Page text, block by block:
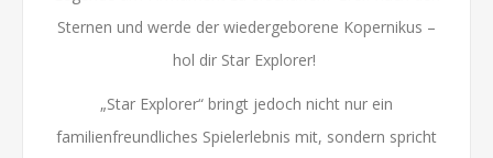
Sternen und werde der wiedergeborene Kopernikus –
hol dir Star Explorer!
„Star Explorer“ bringt jedoch nicht nur ein
familienfreundliches Spielerlebnis mit, sondern spricht